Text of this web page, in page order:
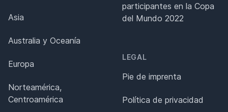
Asia
Australia y Oceanía
Europa
Norteamérica,
Centroamérica
participantes en la Copa
del Mundo 2022
LEGAL
Pie de imprenta
Política de privacidad